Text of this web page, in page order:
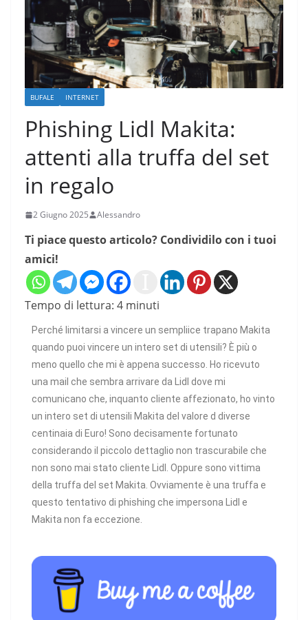
BUFALE INTERNET
Phishing Lidl Makita:
attenti alla truffa del set
in regalo
2 Giugno 2025 Alessandro
Ti piace questo articolo? Condividilo con i tuoi
amici!
Tempo di lettura: 4 minuti
Perché limitarsi a vincere un sempliice trapano Makita
quando puoi vincere un intero set di utensili? È più o
meno quello che mi è appena successo. Ho ricevuto
una mail che sembra arrivare da Lidl dove mi
comunicano che, inquanto cliente affezionato, ho vinto
un intero set di utensili Makita del valore d diverse
centinaia di Euro! Sono decisamente fortunato
considerando il piccolo dettaglio non trascurabile che
non sono mai stato cliente Lidl. Oppure sono vittima
della truffa del set Makita. Ovviamente è una truffa e
questo tentativo di phishing che impersona Lidl e
Makita non fa eccezione.